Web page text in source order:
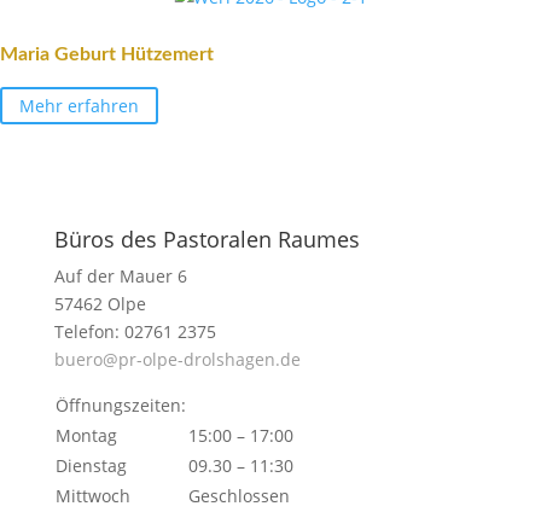
Maria Geburt Hützemert
Mehr erfahren
Büros des Pastoralen Raumes
Auf der Mauer 6
57462 Olpe
Telefon: 02761 2375
buero@pr-olpe-drolshagen.de
Öffnungszeiten:
Montag
15:00 – 17:00
Dienstag
09.30 – 11:30
Mittwoch
Geschlossen